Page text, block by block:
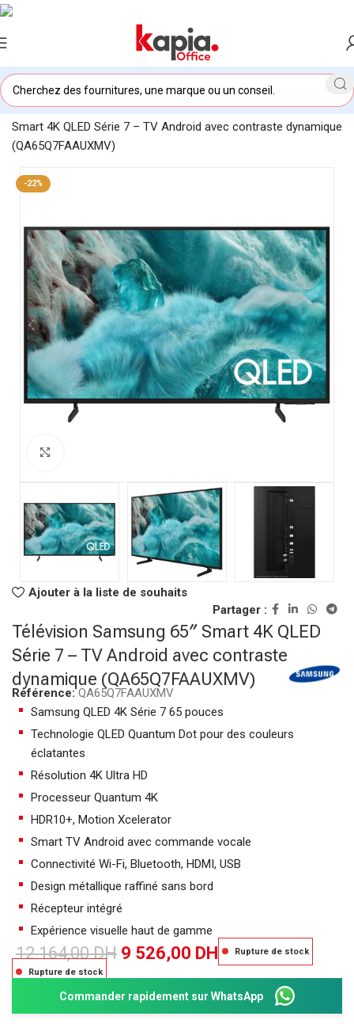
Accueil/KAPIA OFFICE MAROC/Télévision Samsung 65″
Smart 4K QLED Série 7 – TV Android avec contraste dynamique
(QA65Q7FAAUXMV)
-22%
Ajouter à la liste de souhaits
Partager :
Télévision Samsung 65″ Smart 4K QLED
Série 7 – TV Android avec contraste
dynamique (QA65Q7FAAUXMV)
Référence:QA65Q7FAAUXMV
Samsung QLED 4K Série 7 65 pouces
Technologie QLED Quantum Dot pour des couleurs
éclatantes
Résolution 4K Ultra HD
Processeur Quantum 4K
HDR10+, Motion Xcelerator
Smart TV Android avec commande vocale
Connectivité Wi-Fi, Bluetooth, HDMI, USB
Design métallique raffiné sans bord
Récepteur intégré
Expérience visuelle haut de gamme
12 164,00DH 9 526,00 DH
Rupture de stock
Rupture de stock
Commander rapidement sur WhatsApp